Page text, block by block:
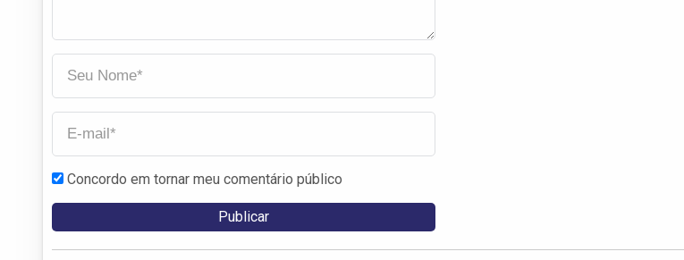
Concordo em tornar meu comentário público